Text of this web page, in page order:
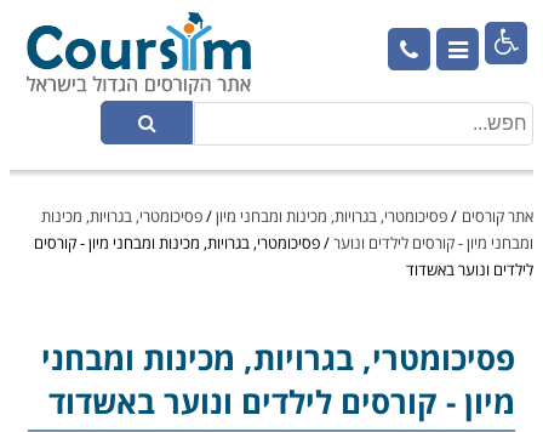

אתר קורסים /פסיכומטרי, בגרויות, מכינות ומבחני מיון/פסיכומטרי, בגרויות, מכינות
ומבחני מיון - קורסים לילדים ונוער/פסיכומטרי, בגרויות, מכינות ומבחני מיון - קורסים
לילדים ונוער באשדוד
פסיכומטרי, בגרויות, מכינות ומבחני
מיון - קורסים לילדים ונוער באשדוד